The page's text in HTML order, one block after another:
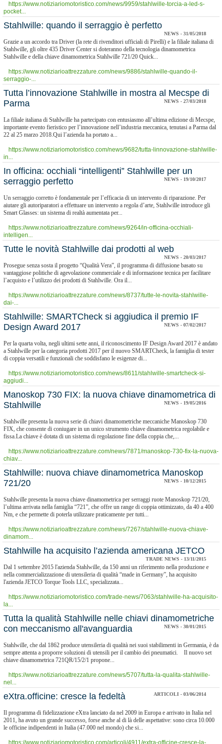
https://www.notiziariomotoristico.com/news/9959/stahlwille-torcia-a-led-s-
pocket...
Stahlwille: quando il serraggio è perfetto
NEWS - 31/05/2018
Grazie a un accordo tra Driver (la rete di rivenditori ufficiali di Pirelli) e la filiale italiana di
Stahlwille, gli oltre 435 Driver Center si doteranno della tecnologia dinamometrica
Stahlwille e della chiave dinamometrica Stahlwille 721/20 Quick...
https://www.notiziarioattrezzature.com/news/9886/stahlwille-quando-il-
serraggio-...
Tutta l’innovazione Stahlwille in mostra al Mecspe di
Parma
NEWS - 27/03/2018
La filiale italiana di Stahlwille ha partecipato con entusiasmo all’ultima edizione di Mecspe,
importante evento fieristico per l’innovazione nell’industria meccanica, tenutasi a Parma dal
22 al 25 marzo 2018.Qui l’azienda ha portato a...
https://www.notiziariomotoristico.com/news/9682/tutta-linnovazione-stahlwille-
in...
In officina: occhiali “intelligenti” Stahlwille per un
serraggio perfetto
NEWS - 19/10/2017
Un serraggio corretto è fondamentale per l’efficacia di un intervento di riparazione. Per
aiutare gli autoriparatori a effettuare un intervento a regola d’arte, Stahlwille introduce gli
Smart Glasses: un sistema di realtà aumentata per...
https://www.notiziarioattrezzature.com/news/9264/in-officina-occhiali-
intelligen...
Tutte le novità Stahlwille dai prodotti al web
NEWS - 20/03/2017
Prosegue senza sosta il progetto “Qualità Vera”, il programma di diffusione basato su
vantaggiose politiche di agevolazione commerciale e di informazione tecnica per facilitare
l’acquisto e l’utilizzo dei prodotti di Stahlwille. Ora il...
https://www.notiziarioattrezzature.com/news/8737/tutte-le-novita-stahlwille-
dai-...
Stahlwille: SMARTCheck si aggiudica il premio IF
Design Award 2017
NEWS - 07/02/2017
Per la quarta volta, negli ultimi sette anni, il riconoscimento IF Design Award 2017 è andato
a Stahlwille per la categoria prodotti 2017 per il nuovo SMARTCheck, la famiglia di tester
di coppia versatili e funzionali che soddisfano le esigenze di...
https://www.notiziariomotoristico.com/news/8611/stahlwille-smartcheck-si-
aggiudi...
Manoskop 730 FIX: la nuova chiave dinamometrica di
Stahlwille
NEWS - 19/05/2016
Stahlwille presenta la nuova serie di chiavi dinamometriche meccaniche Manoskop 730
FIX, che consente di coniugare in un unico strumento chiave dinamometrica regolabile e
fissa.La chiave è dotata di un sistema di regolazione fine della coppia che,...
https://www.notiziarioattrezzature.com/news/7871/manoskop-730-fix-la-nuova-
chiav...
Stahlwille: nuova chiave dinamometrica Manoskop
721/20
NEWS - 10/12/2015
Stahlwille presenta la nuova chiave dinamometrica per serraggi ruote Manoskop 721/20,
l’ultima arrivata nella famiglia “721”, che offre un range di coppia ottimizzato, da 40 a 400
Nm, e che permette di poterla utilizzare praticamente per tutti...
https://www.notiziarioattrezzature.com/news/7267/stahlwille-nuova-chiave-
dinamom...
Stahlwille ha acquisito l’azienda americana JETCO
TRADE NEWS - 13/11/2015
Dal 1 settembre 2015 l'azienda Stahlwille, da 150 anni un riferimento nella produzione e
nella commercializzazione di utensileria di qualità “made in Germany”, ha acquisito
l'azienda JETCO Torque Tools LLC, specializzata...
https://www.notiziariomotoristico.com/trade-news/7063/stahlwille-ha-acquisito-
la...
Tutta la qualità Stahlwille nelle chiavi dinamometriche
con meccanismo all'avanguardia
NEWS - 30/01/2015
Stahlwille, che dal 1862 produce utensileria di qualità nei suoi stabilimenti in Germania, è da
sempre attenta a proporre soluzioni di utensili per il cambio dei pneumatici. Il nuovo set
chiave dinamometrica 721QR/15/2/1 propone...
https://www.notiziarioattrezzature.com/news/5707/tutta-la-qualita-stahlwille-
nel...
eXtra.officine: cresce la fedeltà ARTICOLI - 03/06/2014
Il programma di fidelizzazione eXtra lanciato da nel 2009 in Europa e arrivato in Italia nel
2011, ha avuto un grande successo, forse anche al di là delle aspettative: sono circa 10.000
le officine indipendenti in Italia (47.000 nel mondo) che si...
https://www.notiziariomotoristico.com/articoli/4911/extra-officine-cresce-la-